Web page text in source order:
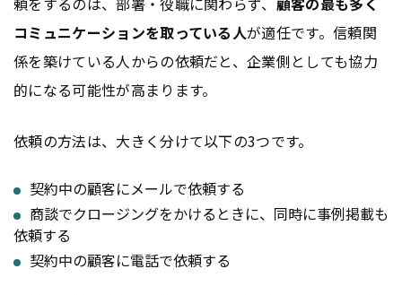
コミュニケーションを取っている人が適任です。信頼関
係を築けている人からの依頼だと、企業側としても協力
的になる可能性が高まります。
依頼の方法は、大きく分けて以下の3つです。
契約中の顧客にメールで依頼する
商談でクロージングをかけるときに、同時に事例掲載も
依頼する
契約中の顧客に電話で依頼する